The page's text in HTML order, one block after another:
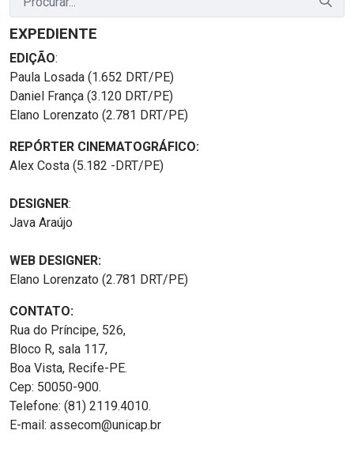
EXPEDIENTE
EDIÇÃO:
Paula Losada (1.652 DRT/PE)
Daniel França (3.120 DRT/PE)
Elano Lorenzato (2.781 DRT/PE)
REPÓRTER CINEMATOGRÁFICO:
Alex Costa (5.182 -DRT/PE)
DESIGNER:
Java Araújo
WEB DESIGNER:
Elano Lorenzato (2.781 DRT/PE)
CONTATO:
Rua do Príncipe, 526,
Bloco R, sala 117,
Boa Vista, Recife-PE.
Cep: 50050-900.
Telefone: (81) 2119.4010.
E-mail: assecom@unicap.br